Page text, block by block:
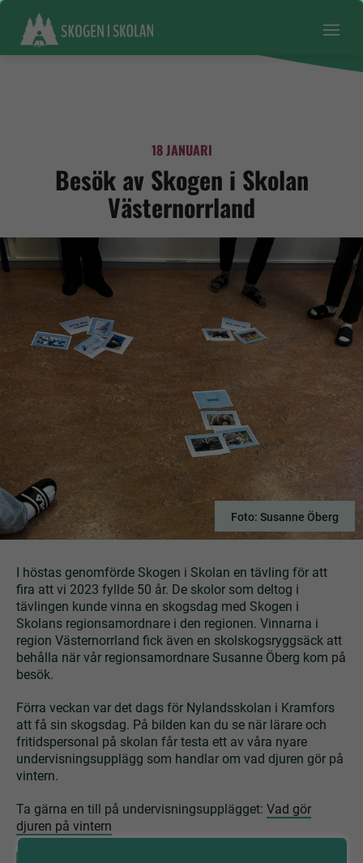
18 JANUARI
Besök av Skogen i Skolan
Västernorrland
Foto: Susanne Öberg
I höstas genomförde Skogen i Skolan en tävling för att
fira att vi 2023 fyllde 50 år. De skolor som deltog i
tävlingen kunde vinna en skogsdag med Skogen i
Skolans regionsamordnare i den regionen. Vinnarna i
region Västernorrland fick även en skolskogsryggsäck att
behålla när vår regionsamordnare Susanne Öberg kom på
besök.
Förra veckan var det dags för Nylandsskolan i Kramfors
att få sin skogsdag. På bilden kan du se när lärare och
fritidspersonal på skolan får testa ett av våra nyare
undervisningsupplägg som handlar om vad djuren gör på
vintern.
Ta gärna en till på undervisningsupplägget: Vad gör
djuren på vintern